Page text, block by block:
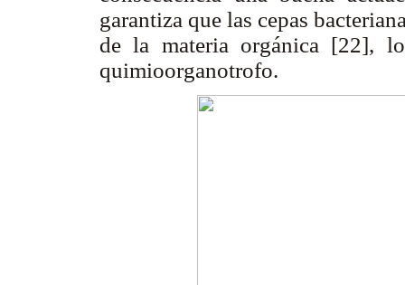
garantiza que las cepas
de la materia orgánica [22],
quimioorganotrofo.